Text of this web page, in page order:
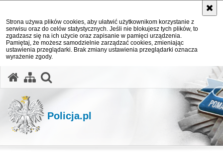
Strona używa plików cookies, aby ułatwić użytkownikom korzystanie z
serwisu oraz do celów statystycznych. Jeśli nie blokujesz tych plików, to
zgadzasz się na ich użycie oraz zapisanie w pamięci urządzenia.
Pamiętaj, że możesz samodzielnie zarządzać cookies, zmieniając
ustawienia przeglądarki. Brak zmiany ustawienia przeglądarki oznacza
wyrażenie zgody.
Policja.pl